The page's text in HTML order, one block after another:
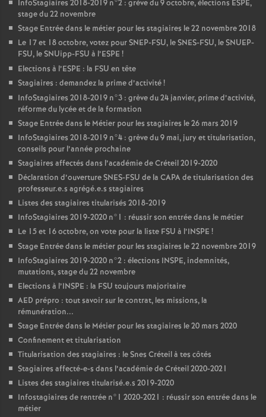
InfoStagiaires 2018-2019 n°2 : grève du 9 octobre, élections ESPE,
stage du 22 novembre
Stage Entrée dans le métier pour les stagiaires le 22 novembre 2018
Le 17 et 18 octobre, votez pourSNEP-FSU, leSNES-FSU, leSNUEP-
FSU, le SNUipp-FSU à l’ESPE !
Elections à l’ESPE : la FSU en tête
Stagiaires : demandez la prime d’activité!
InfoStagiaires 2018-2019 n°3 : grève du 24 janvier, prime d’activité,
réforme du lycée et de la formation
Stage Entrée dans le Métier pour les stagiaires le 26 mars 2019
InfoStagiaires 2018-2019 n°4 : grève du 9 mai, jury et titularisation,
conseils pour l’année prochaine
Stagiaires affectés dans l’académie de Créteil 2019-2020
Déclaration d’ouvertureSNES-FSU de la CAPAde titularisation des
professeur.e.s agrégé.e.s stagiaires
Listes des stagiaires titularisés 2018-2019
InfoStagiaires 2019-2020 n°1 : réussir son entrée dans le métier
Le 15 et 16 octobre, on vote pour la liste FSU à l’INSPE !
Stage Entrée dans le métier pour les stagiaires le 22 novembre 2019
InfoStagiaires 2019-2020 n°2 : élections INSPE, indemnités,
mutations, stage du 22 novembre
Elections à l’INSPE : la FSU toujours majoritaire
AED prépro : tout savoir sur le contrat, les missions, la
rémunération...
Stage Entrée dans le Métier pour les stagiaires le 20 mars 2020
Confinement et titularisation
Titularisation des stagiaires : le Snes Créteil à tes côtés
Stagiaires affecté-e-s dans l’académie de Créteil 2020-2021
Listes des stagiaires titularisé.e.s 2019-2020
Infostagiaires de rentrée n°1 2020-2021 : réussir son entrée dans le
métier